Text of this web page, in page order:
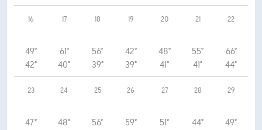
16
49°
42°
17
61°
40°
18
56°
39°
19
42°
39°
20
48°
41°
21
55°
41°
22
66°
44°
23
47°
24
48°
25
56°
26
59°
27
51°
28
44°
29
49°